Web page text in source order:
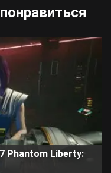
Phantom Liberty: